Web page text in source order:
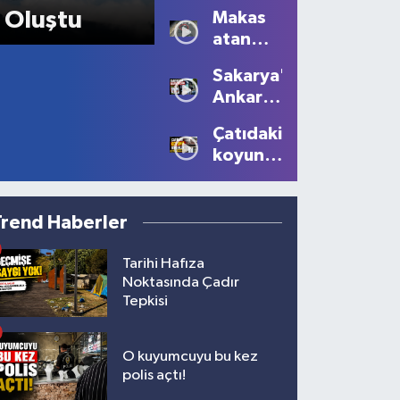
Oluştu
Tüm
Güzelliğiyle
Devam
Ediyor
Makas
atan
10 bin
lira ceza
Sakarya'dan
Ankara'ya
çağrısı
Çatıdaki
koyunu
gözlerine
inanamadı!
Haberler
Tarihi Hafıza
Noktasında Çadır
Tepkisi
O kuyumcuyu bu kez
polis açtı!